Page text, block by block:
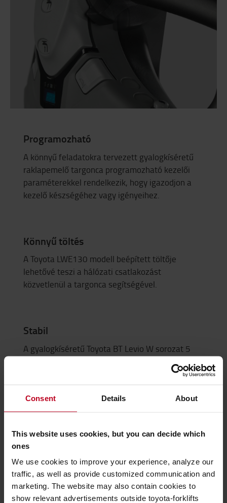
Consent Details About
This website uses cookies, but you can decide which
ones
We use cookies to improve your experience, analyze our
traffic, as well as provide customized communication and
marketing. The website may also contain cookies to
show relevant advertisements outside toyota-forklifts
Programozható
A könnyű feladatokra tervezett gyalogkíséretű
raklapemelő targonca programozható kezelői
paraméterekkel rendelkezik, hogy igazodjon a
kezelő készségéhez vagy igényeihez.
Könnyű töltés
A Toyota LWE130 modell beépített töltője
lehetővé teszi a hálózati csatlakozást
közvetlenül a targonca segítségével.
Stabil
A gyalogkíséretű Toyota BT Levio W sorozat 5
A különleges Click-2-Creep funkciónak
köszönhetően a targonca a gázkar egyszerű
dupla kattintásával kúszósebességre állítható,
és a vezérlőkart függőleges helyzetben tartva is
irányítható. Lehetővé teszi a gépkezelő számára,